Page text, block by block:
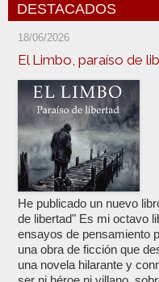
DESTACADOS
18/06/2026
El Limbo, paraíso de
He publicado un nuevo
de libertad" Es mi octavo
ensayos de pensamiento
una obra de ficción que
una novela hilarante y